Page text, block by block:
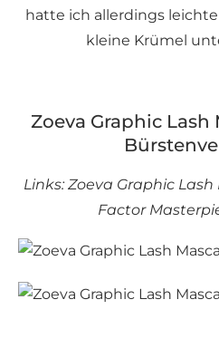
hatte ich allerdings
kleine Krümel
Zoeva Graphic Lash
Links: Zoeva Graphic
Factor